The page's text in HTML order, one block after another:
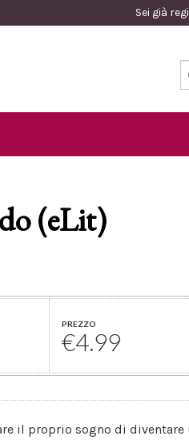
Sei già
(eLit)
PREZZO
€4.99
il proprio sogno di